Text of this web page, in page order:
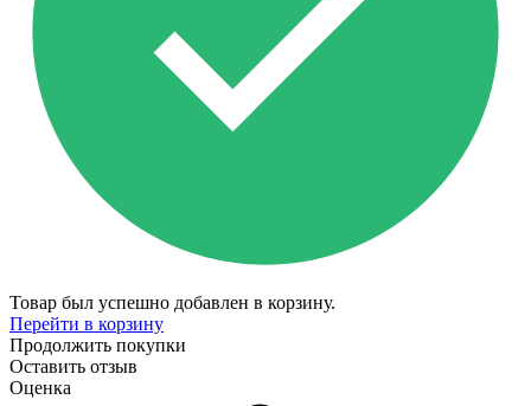
Товар был успешно добавлен в корзину.
Перейти в корзину
Продолжить покупки
Оставить отзыв
Оценка